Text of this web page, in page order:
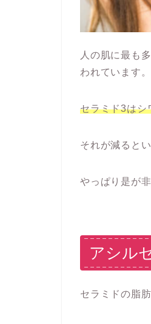
人の肌に最も
われています。
セラミド3はシ
それが減ると
やっぱり是が
アシル
セラミドの脂